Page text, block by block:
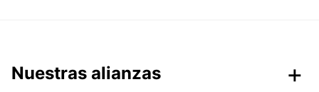
Nuestras alianzas